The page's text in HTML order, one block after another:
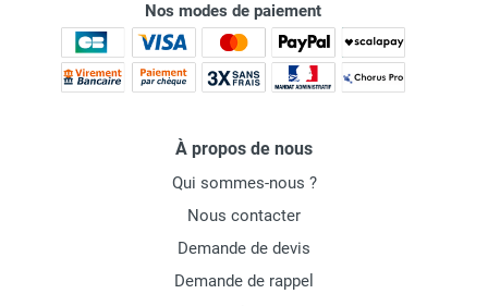
Nos modes de paiement
À propos de nous
Qui sommes-nous ?
Nous contacter
Demande de devis
Demande de rappel